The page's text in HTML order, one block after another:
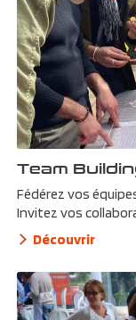
Team
Fédérez vos
Invitez vos
Découvrir